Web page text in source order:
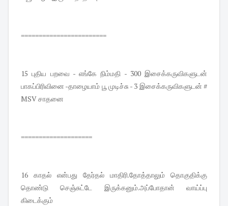
========================
15 புதிய பறவை - எங்கே நிம்மதி - 300 இசைக்கருவிகளுடன்
பாகப்பிரிவினை -தாழையாம் பூ முடிச்சு - 3 இசைக்கருவிகளுடன் #
MSV சாதனை
====================
16 காதல் என்பது தேர்தல் மாதிரி.தோத்தாலும் தொகுதிக்கு
தொண்டு செஞ்சுட்டே இருக்கனும்.அப்போதான் வாய்ப்பு
கிடைக்கும்